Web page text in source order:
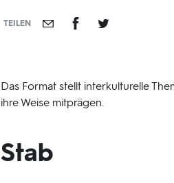
TEILEN
Das Format stellt interkulturelle
ihre Weise mitprägen.
Stab